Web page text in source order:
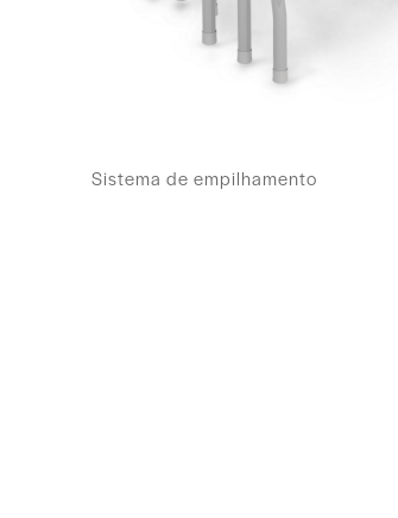
Sistema de empilhamento